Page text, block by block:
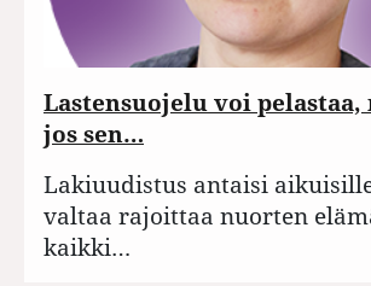
Lastensuojelu voi
jos sen…
Lakiuudistus antaisi
valtaa rajoittaa nuorten
kaikki…